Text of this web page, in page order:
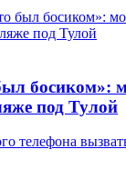
босиком»:
под Тулой